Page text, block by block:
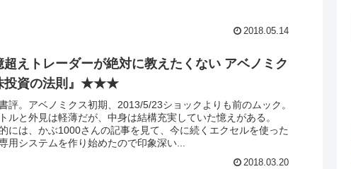
2018.05.14
超えトレーダーが絶対に教えたくない アベノミク
投資の法則』★★★
評。アベノミクス初期、2013/5/23ショックよりも前のムック。
ルと外見は軽薄だが、中身は結構充実していた憶えがある。
には、かぶ1000さんの記事を見て、今に続くエクセルを使った
用システムを作り始めたので印象深い...
2018.03.20